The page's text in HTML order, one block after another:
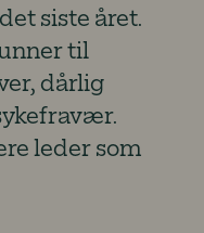
siste året.
til
dårlig
leder som